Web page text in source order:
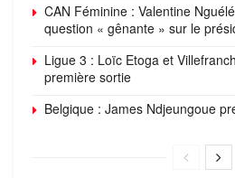
CAN Féminine : Valentine
question « gênante » sur le
Ligue 3 : Loïc Etoga et
première sortie
Belgique : James Ndjeungoue